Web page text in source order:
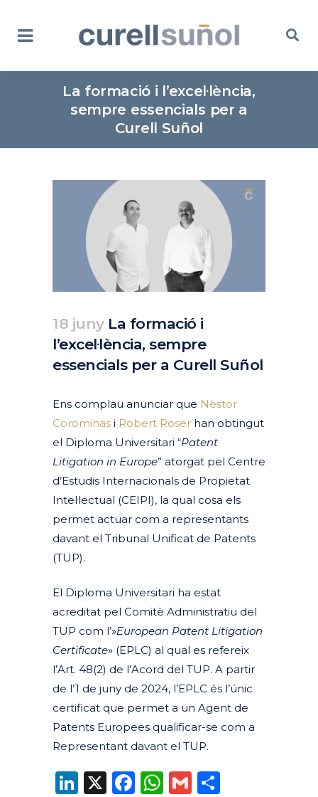
La formació i l’excel·lència,
sempre essencials per a
Curell Suñol
18 junyLa formació i
l’excel·lència, sempre
essencials per a Curell Suñol
Ens complau anunciar que Nèstor
Corominas i Robert Roser han obtingut
el Diploma Universitari “Patent
Litigation in Europe” atorgat pel Centre
d’Estudis Internacionals de Propietat
Intel·lectual (CEIPI), la qual cosa els
permet actuar com a representants
davant el Tribunal Unificat de Patents
(TUP).
El Diploma Universitari ha estat
acreditat pel Comitè Administratiu del
TUP com l’»European Patent Litigation
Certificate» (EPLC) al qual es refereix
l’Art. 48(2) de l’Acord del TUP. A partir
de l’1 de juny de 2024, l’EPLC és l’únic
certificat que permet a un Agent de
Patents Europees qualificar-se com a
Representant davant el TUP.
LinkedIn
X Facebook
WhatsApp
Gmail